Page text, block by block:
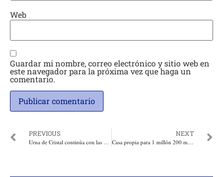
Web
Guardar mi nombre, correo electrónico y sitio web en
este navegador para la próxima vez que haga un
comentario.
PREVIOUS
Urna de Cristal continúa con las advertencias de la medusa venenosa Fragata Portuguesa en las playas del Caribe
NEXT
Casa propia para 1 millón 200 mil familias, programa de Medicina Familiar cerca de la casa y 5.000 nuevos médicos especialistas prometió Germán Vargas